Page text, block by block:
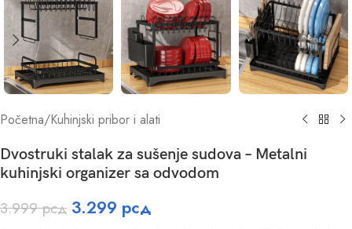
Početna/Kuhinjski pribor i alati
Dvostruki stalak za sušenje sudova – Metalni
kuhinjski organizer sa odvodom
3.999рсд 3.299 рсд